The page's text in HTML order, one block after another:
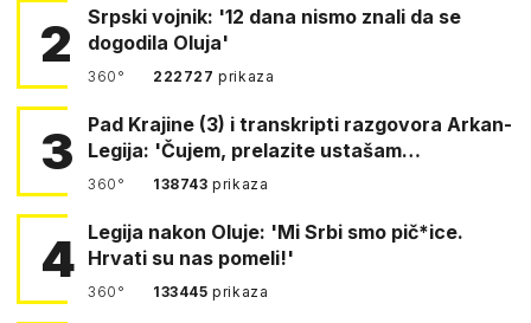
2
Srpski vojnik: '12 dana nismo znali da se
dogodila Oluja'
360° 222727prikaza
3
Pad Krajine (3) i transkripti razgovora Arkan-
Legija: 'Čujem, prelazite ustašam…
360° 138743prikaza
4 Legija nakon Oluje: 'Mi Srbi smo pič*ice.
Hrvati su nas pomeli!'
360° 133445prikaza